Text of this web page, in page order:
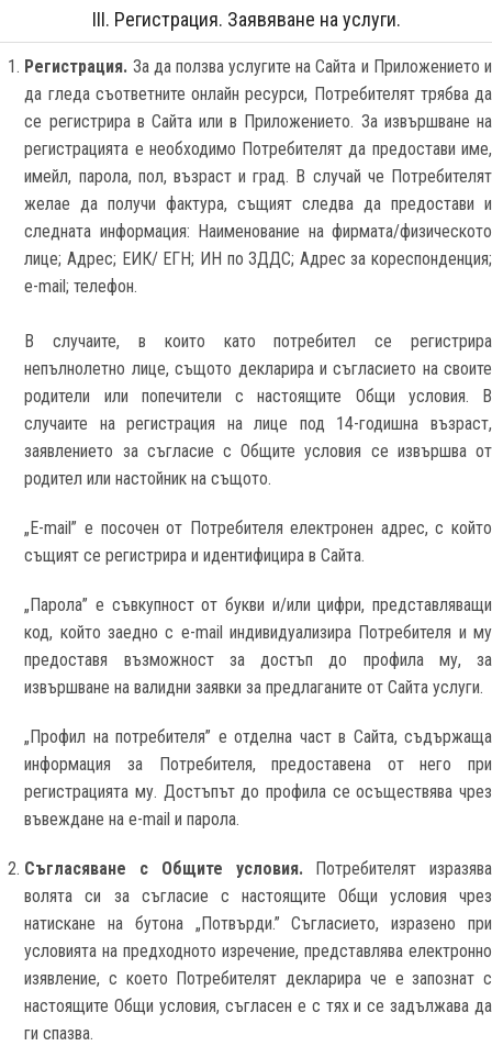
III. Регистрация. Заявяване на услуги.
Регистрация. За да ползва услугите на Сайта и Приложението и
да гледа съответните онлайн ресурси, Потребителят трябва да
се регистрира в Сайта или в Приложението. За извършване на
регистрацията е необходимо Потребителят да предостави име,
имейл, парола, пол, възраст и град. В случай че Потребителят
желае да получи фактура, същият следва да предостави и
следната информация: Наименование на фирмата/физическото
лице; Адрес; ЕИК/ ЕГН; ИН по ЗДДС; Адрес за кореспонденция;
e-mail; телефон.
В случаите, в които като потребител се регистрира
непълнолетно лице, същото декларира и съгласието на своите
родители или попечители с настоящите Общи условия. В
случаите на регистрация на лице под 14-годишна възраст,
заявлението за съгласие с Общите условия се извършва от
родител или настойник на същото.
„E-mail” е посочен от Потребителя електронен адрес, с който
същият се регистрира и идентифицира в Сайта.
„Парола” е съвкупност от букви и/или цифри, представляващи
код, който заедно с e-mail индивидуализира Потребителя и му
предоставя възможност за достъп до профила му, за
извършване на валидни заявки за предлаганите от Сайта услуги.
„Профил на потребителя” е отделна част в Сайта, съдържаща
информация за Потребителя, предоставена от него при
регистрацията му. Достъпът до профила се осъществява чрез
въвеждане на e-mail и парола.
Съгласяване с Общите условия.Потребителят изразява
волята си за съгласие с настоящите Общи условия чрез
натискане на бутона „Потвърди.” Съгласието, изразено при
условията на предходното изречение, представлява електронно
изявление, с което Потребителят декларира че е запознат с
настоящите Общи условия, съгласен е с тях и се задължава да
ги спазва.